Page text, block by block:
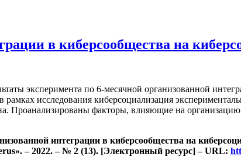
в киберсообщества на
эксперимента по 6-месячной организованной
рамках исследования киберсоциализация
Проанализированы факторы, влияющие на
интеграции в киберсообщества на
– 2022. – № 2 (13). [Электронный ресурс] – URL: